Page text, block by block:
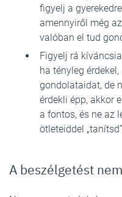
figyelj a
amennyiről még
valóban el tud
Figyelj rá
ha tényleg
gondolataidat, de
érdekli épp, akkor
a fontos, és ne az
ötleteiddel
A beszélgetést